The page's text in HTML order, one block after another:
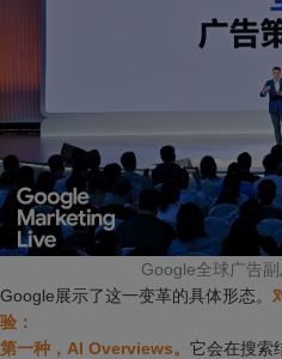
Google全球广告
Google展示了这一变革的具体形态。
验：
第一种，AI Overviews。 它会在搜索